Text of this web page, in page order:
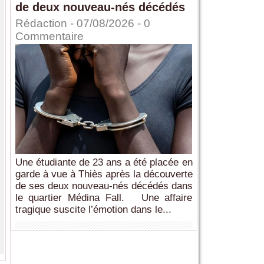
de deux nouveau-nés décédés
Rédaction - 07/08/2026 - 0
Commentaire
Une étudiante de 23 ans a été placée en
garde à vue à Thiès après la découverte
de ses deux nouveau-nés décédés dans
le quartier Médina Fall. Une affaire
tragique suscite l’émotion dans le...